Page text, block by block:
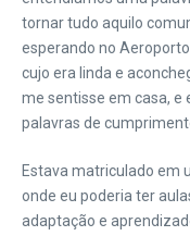
tornar tudo aquilo
esperando no
cujo era linda e
me sentisse em casa, e
palavras de
Estava matriculado em
onde eu poderia ter
adaptação e